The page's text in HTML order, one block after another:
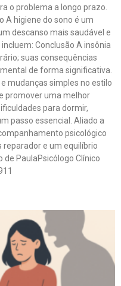
o problema a longo prazo.
A higiene do sono é um
descanso mais saudável e
Conclusão A insônia
suas consequências
de forma significativa.
mudanças simples no estilo
promover uma melhor
para dormir,
passo essencial. Aliado a
psicológico
e um equilíbrio
PaulaPsicólogo Clínico